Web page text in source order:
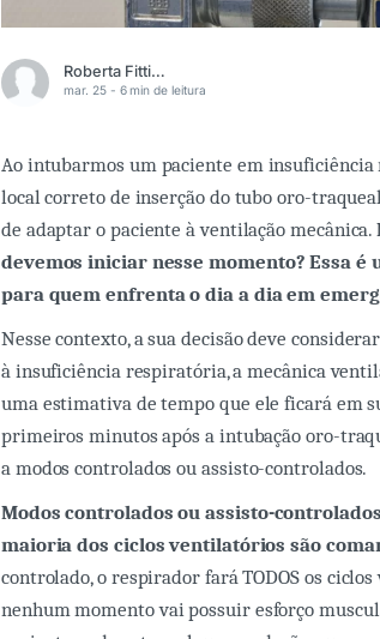
Roberta Fittipaldi
mar. 25 - 6 min de leitura
Ao intubarmos um paciente em insuficiência
local correto de inserção do tubo oro-
de adaptar o paciente à ventilação mecânica.
devemos iniciar nesse momento? Essa
para quem enfrenta o dia a dia em
Nesse contexto, a sua decisão deve
à insuficiência respiratória, a mecânica
uma estimativa de tempo que ele ficará em
primeiros minutos após a intubação oro-
a modos controlados ou assisto-controlados.
Modos controlados ou assisto-
maioria dos ciclos ventilatórios são
controlado, o respirador fará TODOS os
nenhum momento vai possuir esforço